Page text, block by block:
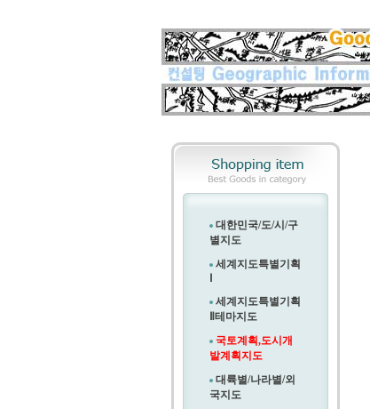
대한민국/도/시/구
별지도
세계지도특별기획
세계지도특별기획
테마지도
국토계획,도시개
발계획지도
대륙별/나라별/외
국지도